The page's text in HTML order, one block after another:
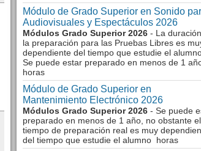
Módulo de Grado Superior en Sonido
Audiovisuales y Espectáculos 2026
Módulos Grado Superior 2026 - La
la preparación para las Pruebas Libres es
dependiente del tiempo que estudie el
Se puede estar preparado en menos de 1
horas
Módulo de Grado Superior en
Mantenimiento Electrónico 2026
Módulos Grado Superior 2026 - Se puede
preparado en menos de 1 año, no obstante el
tiempo de preparación real es muy
del tiempo que estudie el alumno horas